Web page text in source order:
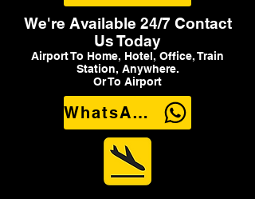
We're Available 24/7 Contact
Us Today
Airport To Home, Hotel, Office, Train
Station, Anywhere.
Or To Airport
WhatsApp Us